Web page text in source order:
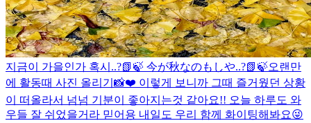
지금이 가을인가 혹시..?📗🍃 今が秋なのもしや..?📗🍃오랜만
에 활동때 사진 올리기📸❤️ 이렇게 보니까 그때 즐거웠던 상황
이 떠올라서 넘넘 기분이 좋아지는것 같아요!! 오늘 하루도 와
우들 잘 쉬었을거라 믿어용 내일도 우리 함께 화이팅해봐요😜